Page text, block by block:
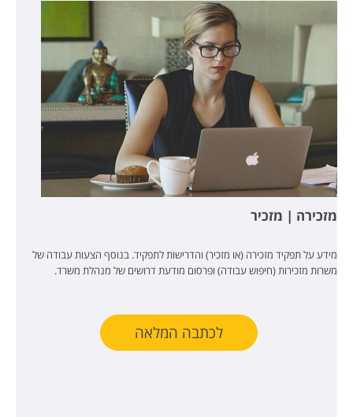
מזכירה | מזכיר
מידע על תפקיד מזכירה (או מזכיר) והדרישות לתפקיד. בנוסף הצעות עבודה של
משרות מזכירות (חיפוש עבודה) ופרסום מודעת דרושים של מנהלת משרד.
לכתבה המלאה